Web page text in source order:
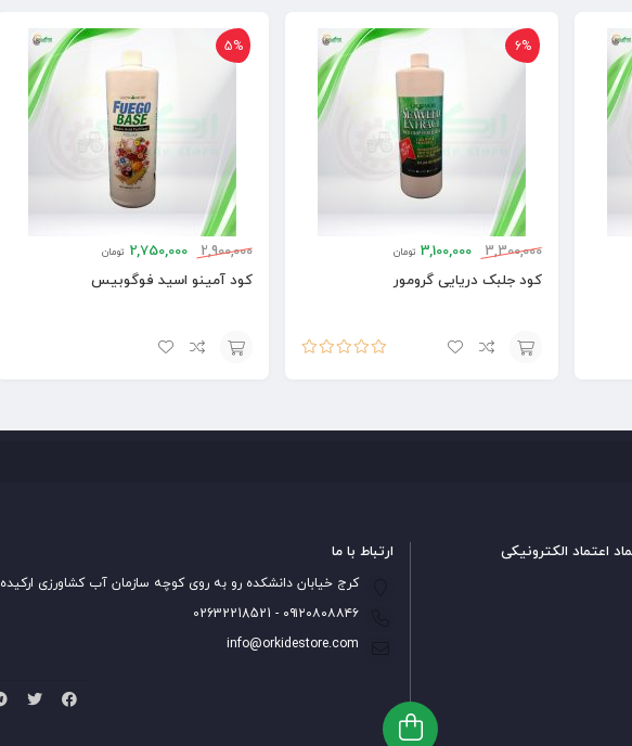
6%
3,300,000
3,100,000 تومان
کود جلبک دریایی گرومور
5%
2,900,000
2,750,000 تومان
کود آمینو اسید فوگوبیس
اعتماد الکترونیکی ارتباط با ما
کرج خیابان دانشکده رو به روی کوچه سازمان آب کشاورزی ارکیده
۰۹۱۲۰۸۰۸۸۴۶ - 02632218521
info@orkidestore.com